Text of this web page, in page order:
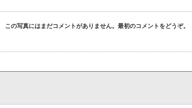
この写真にはまだコメントがありません。最初のコメントをどうぞ。